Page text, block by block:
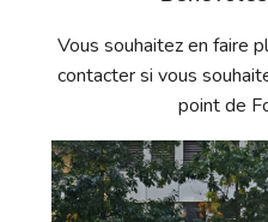
Vous souhaitez en faire
contacter si vous
point de